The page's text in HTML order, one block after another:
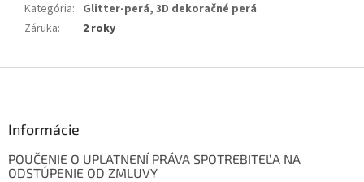
Kategória: Glitter-perá, 3D dekoračné perá
Záruka: 2 roky
Informácie
POUČENIE O UPLATNENÍ PRÁVA SPOTREBITEĽA NA
ODSTÚPENIE OD ZMLUVY